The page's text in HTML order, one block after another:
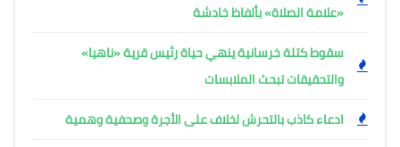
«علامة الصلاة» بألفاظ خادشة
سقوط كتلة خرسانية ينهي حياة رئيس قرية «ناهيا»
والتحقيقات تبحث الملابسات
ادعاء كاذب بالتحرش لخلاف على الأجرة وصحفية وهمية